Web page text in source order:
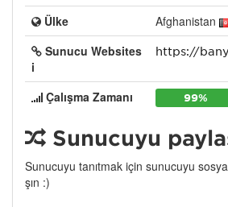
Ülke
Afghanistan
Sunucu Websites
i
https://
Çalışma Zamanı 99%
Sunucuyu
Sunucuyu tanıtmak için sunucuyu
şın :)